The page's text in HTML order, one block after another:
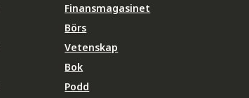
Finansmagasinet
Börs
Vetenskap
Bok
Podd